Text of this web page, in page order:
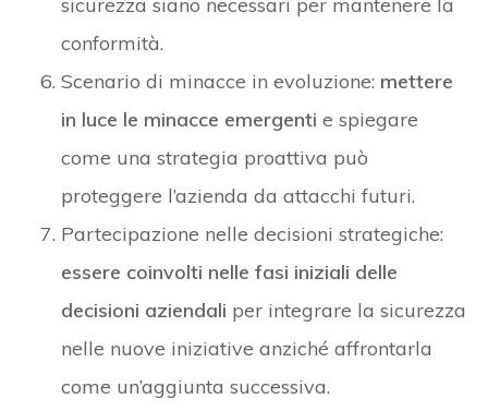
conformità.
Scenario di minacce in evoluzione: mettere
in luce le minacce emergenti e spiegare
come una strategia proattiva può
proteggere l’azienda da attacchi futuri.
Partecipazione nelle decisioni strategiche:
essere coinvolti nelle fasi iniziali delle
decisioni aziendali per integrare la sicurezza
nelle nuove iniziative anziché affrontarla
come un’aggiunta successiva.